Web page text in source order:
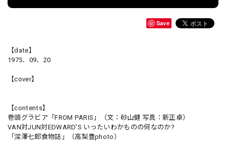
Save
【date】
1975．09．20
【cover】
【contents】
巻頭グラビア「FROM PARIS」（文：砂山健 写真：新正卓）
VAN対JUN対EDWARD'S いったいわかものの何なのか?
「深澤七郎食物誌」（高梨豊photo）